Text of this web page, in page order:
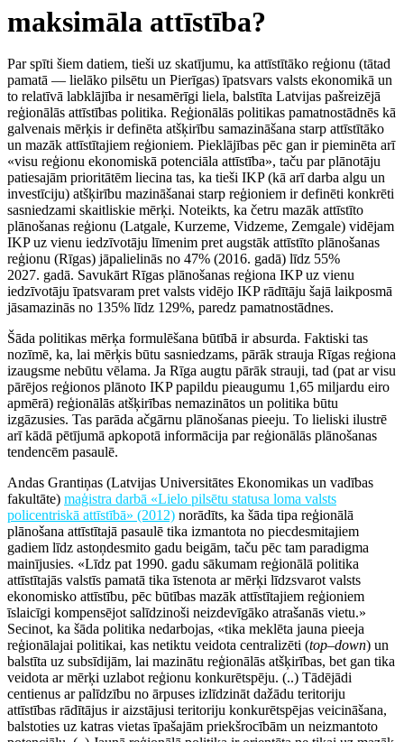
maksimāla attīstība?
Par spīti šiem datiem, tieši uz skatījumu, ka attīstītāko reģionu (tātad
pamatā — lielāko pilsētu un Pierīgas) īpatsvars valsts ekonomikā un
to relatīvā labklājība ir nesamērīgi liela, balstīta Latvijas pašreizējā
reģionālās attīstības politika. Reģionālās politikas pamatnostādnēs kā
galvenais mērķis ir definēta atšķirību samazināšana starp attīstītāko
un mazāk attīstītajiem reģioniem. Pieklājības pēc gan ir pieminēta arī
«visu reģionu ekonomiskā potenciāla attīstība», taču par plānotāju
patiesajām prioritātēm liecina tas, ka tieši IKP (kā arī darba algu un
investīciju) atšķirību mazināšanai starp reģioniem ir definēti konkrēti
sasniedzami skaitliskie mērķi. Noteikts, ka četru mazāk attīstīto
plānošanas reģionu (Latgale, Kurzeme, Vidzeme, Zemgale) vidējam
IKP uz vienu iedzīvotāju līmenim pret augstāk attīstīto plānošanas
reģionu (Rīgas) jāpalielinās no 47% (2016. gadā) līdz 55%
2027. gadā. Savukārt Rīgas plānošanas reģiona IKP uz vienu
iedzīvotāju īpatsvaram pret valsts vidējo IKP rādītāju šajā laikposmā
jāsamazinās no 135% līdz 129%, paredz pamatnostādnes.
Šāda politikas mērķa formulēšana būtībā ir absurda. Faktiski tas
nozīmē, ka, lai mērķis būtu sasniedzams, pārāk strauja Rīgas reģiona
izaugsme nebūtu vēlama. Ja Rīga augtu pārāk strauji, tad (pat ar visu
pārējos reģionos plānoto IKP papildu pieaugumu 1,65 miljardu eiro
apmērā) reģionālās atšķirības nemazinātos un politika būtu
izgāzusies. Tas parāda ačgārnu plānošanas pieeju. To lieliski ilustrē
arī kādā pētījumā apkopotā informācija par reģionālās plānošanas
tendencēm pasaulē.
Andas Grantiņas (Latvijas Universitātes Ekonomikas un vadības
fakultāte) maģistra darbā «Lielo pilsētu statusa loma valsts
policentriskā attīstībā» (2012) norādīts, ka šāda tipa reģionālā
plānošana attīstītajā pasaulē tika izmantota no piecdesmitajiem
gadiem līdz astoņdesmito gadu beigām, taču pēc tam paradigma
mainījusies. «Līdz pat 1990. gadu sākumam reģionālā politika
attīstītajās valstīs pamatā tika īstenota ar mērķi līdzsvarot valsts
ekonomisko attīstību, pēc būtības mazāk attīstītajiem reģioniem
īslaicīgi kompensējot salīdzinoši neizdevīgāko atrašanās vietu.»
Secinot, ka šāda politika nedarbojas, «tika meklēta jauna pieeja
reģionālajai politikai, kas netiktu veidota centralizēti (top–down) un
balstīta uz subsīdijām, lai mazinātu reģionālās atšķirības, bet gan tika
veidota ar mērķi uzlabot reģionu konkurētspēju. (..) Tādējādi
centienus ar palīdzību no ārpuses izlīdzināt dažādu teritoriju
attīstības rādītājus ir aizstājusi teritoriju konkurētspējas veicināšana,
balstoties uz katras vietas īpašajām priekšrocībām un neizmantoto